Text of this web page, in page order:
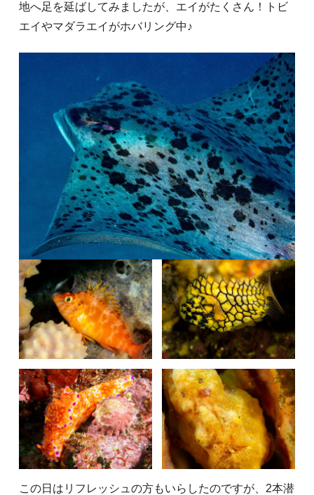
地へ足を延ばしてみましたが、エイがたくさん！トビ
エイやマダラエイがホバリング中♪
この日はリフレッシュの方もいらしたのですが、2本潜